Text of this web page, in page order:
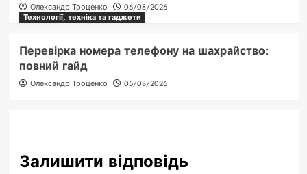
Олександр Троценко
06/08/2026
Технології, техніка та гаджети
Перевірка номера телефону на шахрайство:
повний гайд
Олександр Троценко 05/08/2026
Залишити відповідь